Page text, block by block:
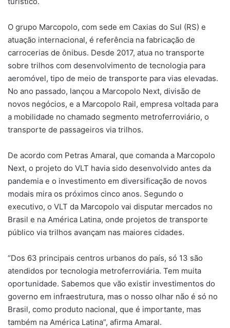
O grupo Marcopolo, com sede em Caxias do Sul (RS) e
atuação internacional, é referência na fabricação de
carrocerias de ônibus. Desde 2017, atua no transporte
sobre trilhos com desenvolvimento de tecnologia para
aeromóvel, tipo de meio de transporte para vias elevadas.
No ano passado, lançou a Marcopolo Next, divisão de
novos negócios, e a Marcopolo Rail, empresa voltada para
a mobilidade no chamado segmento metroferroviário, o
transporte de passageiros via trilhos.
De acordo com Petras Amaral, que comanda a Marcopolo
Next, o projeto do VLT havia sido desenvolvido antes da
pandemia e o investimento em diversificação de novos
modais mira os próximos cinco anos. Segundo o
executivo, o VLT da Marcopolo vai disputar mercados no
Brasil e na América Latina, onde projetos de transporte
público via trilhos avançam nas maiores cidades.
“Dos 63 principais centros urbanos do país, só 13 são
atendidos por tecnologia metroferroviária. Tem muita
oportunidade. Sabemos que vão existir investimentos do
governo em infraestrutura, mas o nosso olhar não é só no
Brasil, como produto nacional, que é importante, mas
também na América Latina”, afirma Amaral.